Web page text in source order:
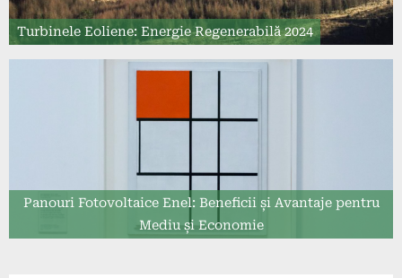
Turbinele Eoliene: Energie Regenerabilă 2024
Panouri Fotovoltaice Enel: Beneficii și Avantaje pentru
Mediu și Economie